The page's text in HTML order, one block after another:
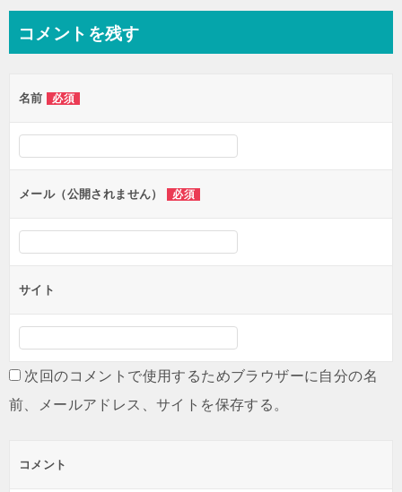
ビ
ー
シ
ョ
ン
コメントを残す
名前 必須
メール（公開されません） 必須
サイト
次回のコメントで使用するためブラウザーに自分の名
前、メールアドレス、サイトを保存する。
コメント